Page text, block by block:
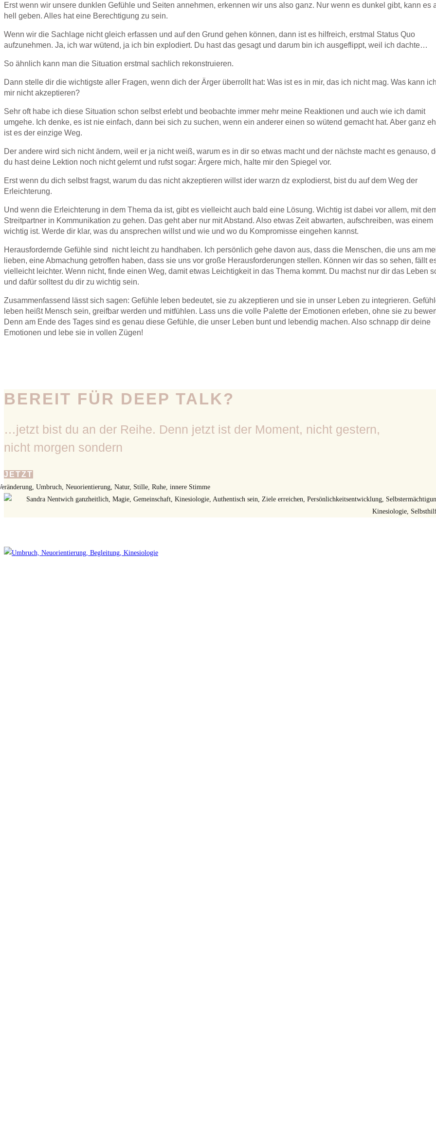
Erst wenn wir unsere dunklen Gefühle und Seiten annehmen, erkennen wir uns also ganz. Nur wenn es dunkel gibt, kann es
hell geben. Alles hat eine Berechtigung zu sein.
Wenn wir die Sachlage nicht gleich erfassen und auf den Grund gehen können, dann ist es hilfreich, erstmal Status Quo
aufzunehmen. Ja, ich war wütend, ja ich bin explodiert. Du hast das gesagt und darum bin ich ausgeflippt, weil ich dachte…
So ähnlich kann man die Situation erstmal sachlich rekonstruieren.
Dann stelle dir die wichtigste aller Fragen, wenn dich der Ärger überrollt hat: Was ist es in mir, das ich nicht mag. Was kann
mir nicht akzeptieren?
Sehr oft habe ich diese Situation schon selbst erlebt und beobachte immer mehr meine Reaktionen und auch wie ich damit
umgehe. Ich denke, es ist nie einfach, dann bei sich zu suchen, wenn ein anderer einen so wütend gemacht hat. Aber ganz
ist es der einzige Weg.
Der andere wird sich nicht ändern, weil er ja nicht weiß, warum es in dir so etwas macht und der nächste macht es genauso,
du hast deine Lektion noch nicht gelernt und rufst sogar: Ärgere mich, halte mir den Spiegel vor.
Erst wenn du dich selbst fragst, warum du das nicht akzeptieren willst ider warzn dz explodierst, bist du auf dem Weg der
Erleichterung.
Und wenn die Erleichterung in dem Thema da ist, gibt es vielleicht auch bald eine Lösung. Wichtig ist dabei vor allem, mit
Streitpartner in Kommunikation zu gehen. Das geht aber nur mit Abstand. Also etwas Zeit abwarten, aufschreiben, was einem
wichtig ist. Werde dir klar, was du ansprechen willst und wie und wo du Kompromisse eingehen kannst.
Herausfordernde Gefühle sind nicht leicht zu handhaben. Ich persönlich gehe davon aus, dass die Menschen, die uns am
lieben, eine Abmachung getroffen haben, dass sie uns vor große Herausforderungen stellen. Können wir das so sehen, fällt
vielleicht leichter. Wenn nicht, finde einen Weg, damit etwas Leichtigkeit in das Thema kommt. Du machst nur dir das Leben
und dafür solltest du dir zu wichtig sein.
Zusammenfassend lässt sich sagen: Gefühle leben bedeutet, sie zu akzeptieren und sie in unser Leben zu integrieren.
leben heißt Mensch sein, greifbar werden und mitfühlen. Lass uns die volle Palette der Emotionen erleben, ohne sie zu
Denn am Ende des Tages sind es genau diese Gefühle, die unser Leben bunt und lebendig machen. Also schnapp dir deine
Emotionen und lebe sie in vollen Zügen!
BEREIT FÜR DEEP TALK?
…jetzt bist du an der Reihe. Denn jetzt ist der Moment, nicht gestern,
nicht morgen sondern
JETZT